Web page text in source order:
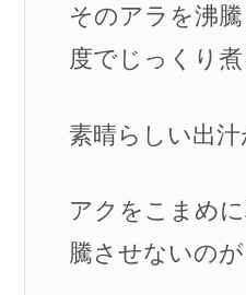
そのアラを沸
度でじっくり煮
素晴らしい出汁
アクをこまめ
騰させないのが